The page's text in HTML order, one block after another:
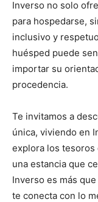
Inverso no solo
para hospedarse,
inclusivo y
huésped puede
importar su
procedencia.
Te invitamos a
única, viviendo en
explora los tesoros
una estancia que
Inverso es más
te conecta con lo